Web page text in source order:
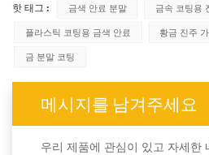
핫 태그 : 금색 안료 분말
금속 코팅용
플라스틱 코팅용 금색 안료
황금 진주
금 분말 코팅
메시지를 남겨주세요
우리 제품에 관심이 있고 자세한